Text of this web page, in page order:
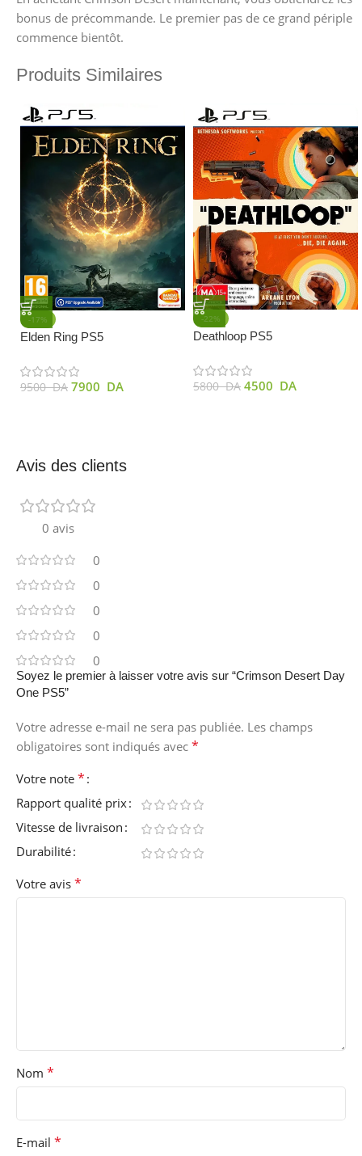
bonus de précommande. Le premier pas de ce grand périple
commence bientôt.
Produits Similaires
-17%
Elden Ring PS5
9500DA 7900 DA
-22%
Deathloop PS5
5800DA 4500 DA
Avis des clients
0 avis
0
0
0
0
0
Soyez le premier à laisser votre avis sur “Crimson Desert Day
One PS5”
Votre adresse e-mail ne sera pas publiée. Les champs
obligatoires sont indiqués avec *
Votre note *
Rapport qualité prix
Vitesse de livraison
Durabilité
Votre avis *
Nom *
E-mail *